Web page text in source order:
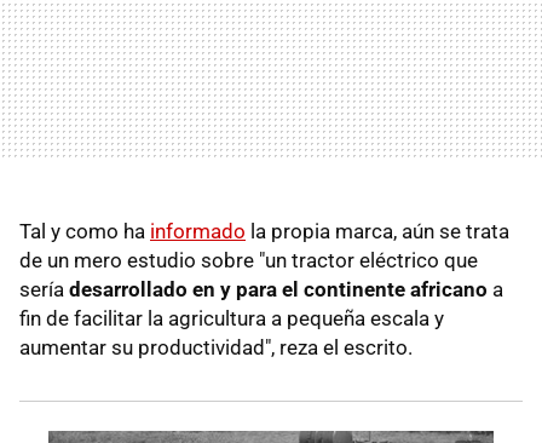
Tal y como ha informado la propia marca, aún se trata
de un mero estudio sobre "un tractor eléctrico que
sería desarrollado en y para el continente africano a
fin de facilitar la agricultura a pequeña escala y
aumentar su productividad", reza el escrito.